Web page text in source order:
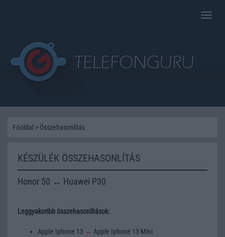
Toggle
Főoldal > Összehasonlítás
KÉSZÜLÉK ÖSSZEHASONLÍTÁS
Honor 50 ↔ Huawei P30
Leggyakoribb összehasonlítások:
Apple Iphone 13 ↔ Apple Iphone 13 Mini